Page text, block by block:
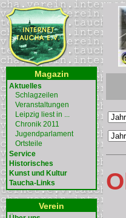
Magazin
Aktuelles
Schlagzeilen
Veranstaltungen
Leipzig liest in ...
Chronik 2011
Jugendparlament
Ortsteile
Service
Historisches
Kunst und Kultur
Taucha-Links
Verein